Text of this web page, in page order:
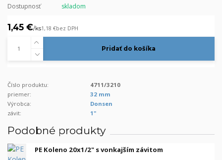
Dostupnosť skladom
1,45 €/ks1,18 €bez DPH
Pridať do košíka
Číslo produktu:
4711/3210
priemer:
32 mm
Výrobca:
Donsen
závit:
1"
Podobné produkty
PE Koleno 20x1/2" s vonkajším závitom